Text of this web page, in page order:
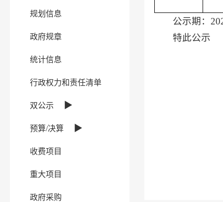
规划信息
政府规章
统计信息
行政权力和责任清单
双公示 ▶
预算/决算 ▶
收费项目
重大项目
政府采购
公示期：
特此公示